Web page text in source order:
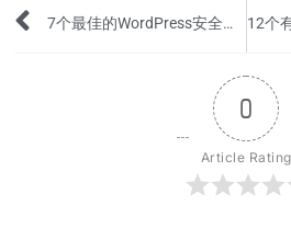
Prev 7个最佳的WordPress安全插件来保护您的网站
0
Article Rating